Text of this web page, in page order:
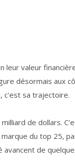
leur valeur
désormais aux
c'est sa trajectoire.
de dollars.
du top 25,
de